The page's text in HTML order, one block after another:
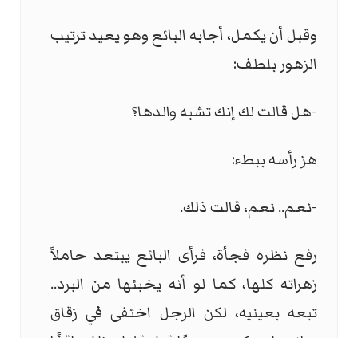
وقبل أن يكمل، أجابه البائع وهو يعيد ترتيب
الزهور بلطف:
-هل قالت لك إنك تشبه والدها؟
هز رأسه ببطء:
-نعم.. نعم، قالت ذلك.
رفع نظره فجأة، فرأى البائع يبتعد حاملاً
زهراته كلها، كما لو أنه يخبئها من البرد..
تبعه بعينيه، لكن الرجل اختفى في زقاق